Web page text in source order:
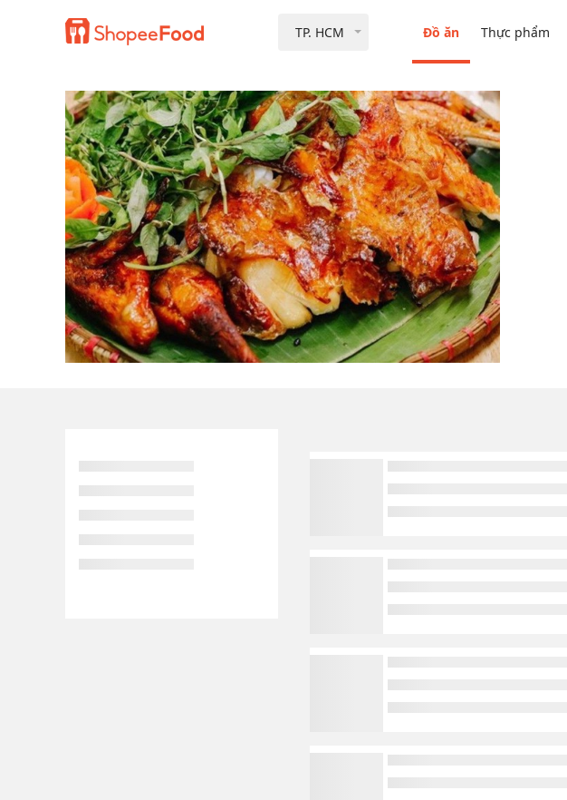
TP. HCM Đồ ăn Thực phẩm